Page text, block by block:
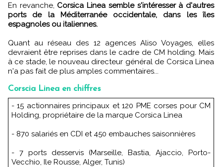
En revanche, Corsica Linea semble s'intéresser à d'autres
ports de la Méditerranée occidentale, dans les îles
espagnoles ou italiennes.
Quant au réseau des 12 agences Aliso Voyages, elles
devraient être reprises dans le cadre de CM holding. Mais
à ce stade, le nouveau directeur général de Corsica Linea
n'a pas fait de plus amples commentaires...
Corscia Linea en chiffres
- 15 actionnaires principaux et 120 PME corses pour CM
Holding, propriétaire de la marque Corsica Linea
- 870 salariés en CDI et 450 embauches saisonnières
- 7 ports desservis (Marseille, Bastia, Ajaccio, Porto-
Vecchio, Ile Rousse, Alger, Tunis)